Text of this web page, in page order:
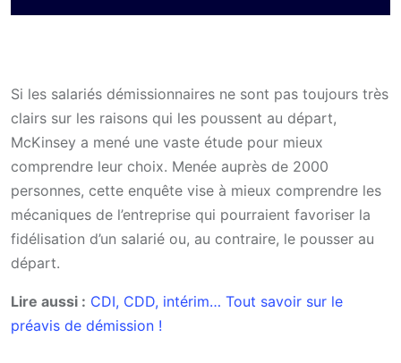
Si les salariés démissionnaires ne sont pas toujours très
clairs sur les raisons qui les poussent au départ,
McKinsey a mené une vaste étude pour mieux
comprendre leur choix. Menée auprès de 2000
personnes, cette enquête vise à mieux comprendre les
mécaniques de l’entreprise qui pourraient favoriser la
fidélisation d’un salarié ou, au contraire, le pousser au
départ.
Lire aussi : CDI, CDD, intérim… Tout savoir sur le
préavis de démission !